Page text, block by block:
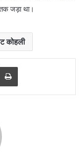
जड़ा था।
कोहली
Email Print